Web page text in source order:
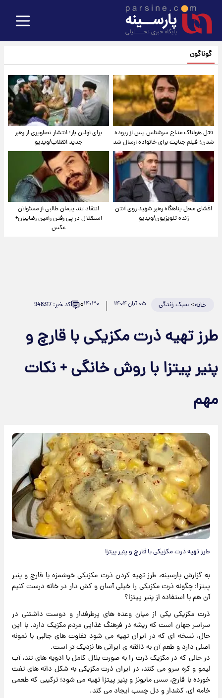
گوناگون
قتل هولناک مداح سرشناس پس از ربوده
شدن؛ فیلم جنایت برای خانواده ارسال شد
برای اولین بار؛ انتشار تصاویری از رهبر
جدید انقلاب/ویدیو
افشای محل پناهگاه‌ رهبر شهید روی آنتن
زنده تلویزیون/ویدیو
انتقاد تند پیمان طالبی از مسئولان
استقلال در پی رفتن رامین رضاییان+
عکس
خانه>سبک زندگی ۰۵ آبان ۱۴۰۴ ۱۴:۳۰۰ کد خبر: 948317
طرز تهیه ذرت مکزیکی با قارچ و
پنیر پیتزا با روش خانگی + نکات
مهم
طرز تهیه ذرت مکزیکی با قارچ و پنیر پیتزا
به گزارش پارسینه، طرز تهیه کردن ذرت مکزیکی خوشمزه با قارچ و پنیر
پیتزا؛ چگونه ذرت مکزیکی را خیلی آسان و کش دار در خانه درست کنیم
آن هم با استفاده از پنیر پیتزا؟
ذرت مکزیکی یکی از میان وعده های پرطرفدار و دوست داشتنی در
سراسر جهان است که ریشه در فرهنگ غذایی مردم مکزیک دارد. با این
حال، نسخه ای که در ایران تهیه می شود تفاوت های جالبی با نمونه
اصلی دارد و طعم آن به ذائقه ی ایرانی ها نزدیک تر است.
در حالی که در مکزیک ذرت را به صورت بلال کامل با ادویه های تند، آب
لیمو و کره سرو می کنند، در ایران ذرت مکزیکی به شکل دانه های تفت
خورده با قارچ، سس مایونز و پنیر پیتزا تهیه می شود؛ ترکیبی که طعمی
خامه ای، کشدار و دل چسب ایجاد می کند.